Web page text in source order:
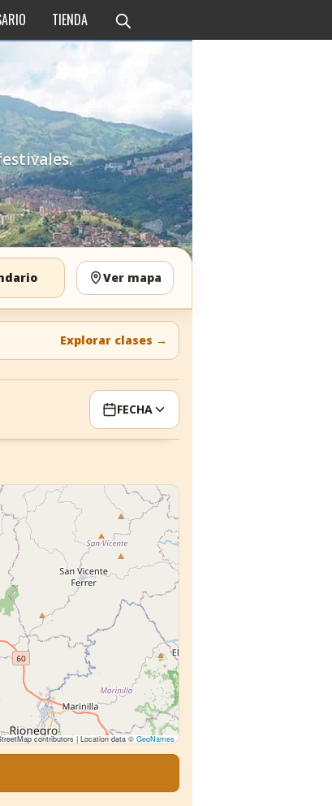
TIENDA
Ver mapa
Explorar clases →
FECHA
contributors | Location data © GeoNames